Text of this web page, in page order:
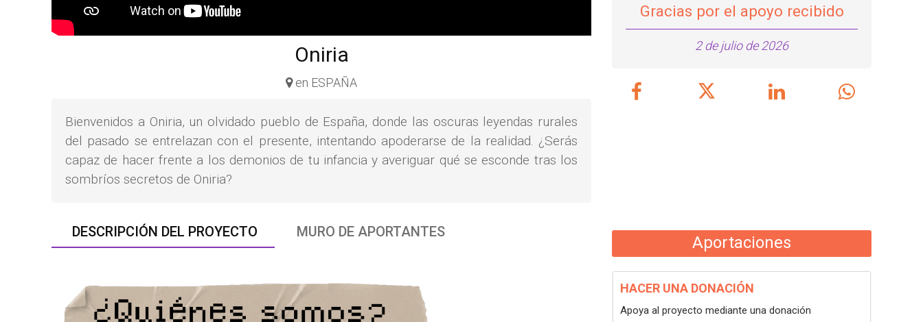
Oniria
en ESPAÑA
Bienvenidos a Oniria, un olvidado pueblo de España, donde las oscuras leyendas rurales
del pasado se entrelazan con el presente, intentando apoderarse de la realidad. ¿Serás
capaz de hacer frente a los demonios de tu infancia y averiguar qué se esconde tras los
sombríos secretos de Oniria?
Gracias por el apoyo recibido
2 de julio de 2026
DESCRIPCIÓN DEL PROYECTO MURO DE APORTANTES
Aportaciones
HACER UNA DONACIÓN
Apoya al proyecto mediante una donación